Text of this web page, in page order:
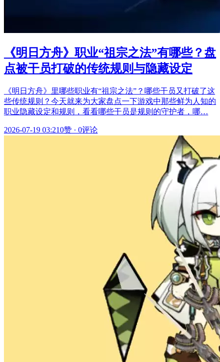
《明日方舟》职业“祖宗之法”有哪些？盘
点被干员打破的传统规则与隐藏设定
《明日方舟》里哪些职业有“祖宗之法”？哪些干员又打破了这
些传统规则？今天就来为大家盘点一下游戏中那些鲜为人知的
职业隐藏设定和规则，看看哪些干员是规则的守护者，哪…
2026-07-19 03:210赞 · 0评论